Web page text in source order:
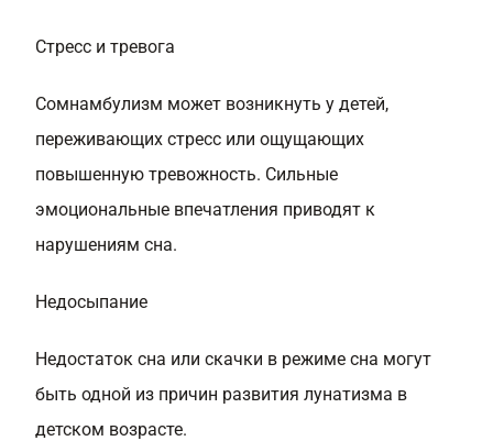
Стресс и тревога
Сомнамбулизм может возникнуть у детей,
переживающих стресс или ощущающих
повышенную тревожность. Сильные
эмоциональные впечатления приводят к
нарушениям сна.
Недосыпание
Недостаток сна или скачки в режиме сна могут
быть одной из причин развития лунатизма в
детском возрасте.